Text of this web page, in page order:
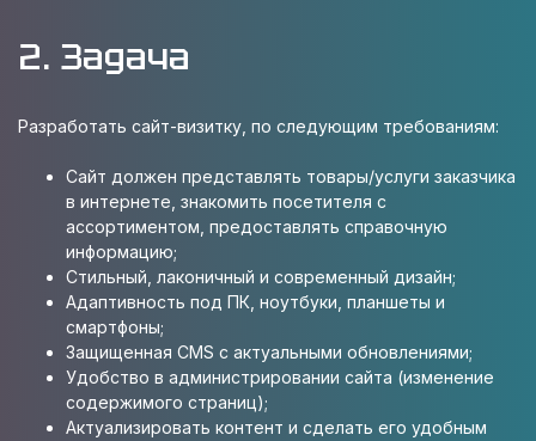
2. Задача
Разработать cайт-визитку, по следующим требованиям:
Сайт должен представлять товары/услуги заказчика
в интернете, знакомить посетителя с
ассортиментом, предоставлять справочную
информацию;
Стильный, лаконичный и современный дизайн;
Адаптивность под ПК, ноутбуки, планшеты и
смартфоны;
Защищенная CMS с актуальными обновлениями;
Удобство в администрировании сайта (изменение
содержимого страниц);
Актуализировать контент и сделать его удобным